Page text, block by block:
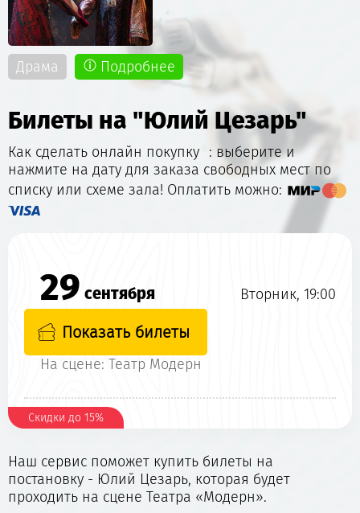
Наш сервис поможет купить билеты на
постановку - Юлий Цезарь, которая будет
проходить на сцене Театра «Модерн».
Драма Подробнее
Билеты на "Юлий Цезарь"
Как сделать онлайн покупку : выберите и
нажмите на дату для заказа свободных мест по
списку или схеме зала! Оплатить можно:
29 сентября Вторник, 19:00
Показать билеты
На сцене: Театр Модерн
Скидки до 15%